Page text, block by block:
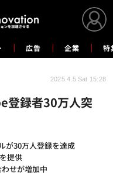
広告 企業 特
登録者30万人突
が30万人登録を達成
提供
せが増加中
2025.4.5 Sat 15:28